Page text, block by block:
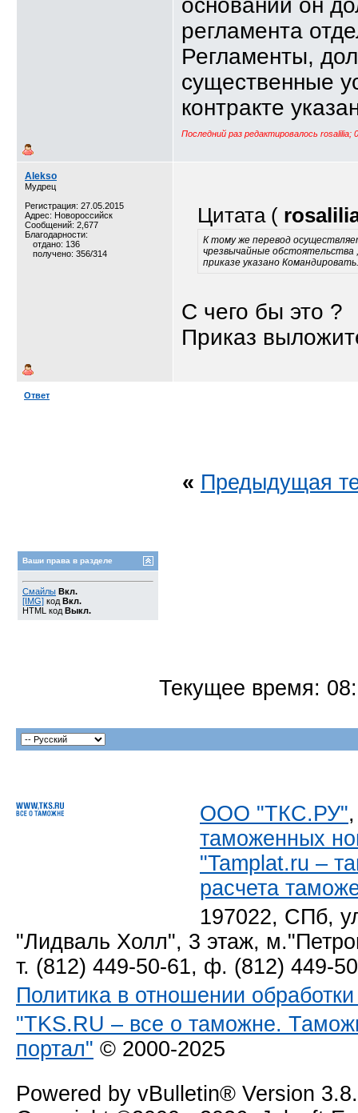
основании он
регламента
Регламенты,
существенные
контракте
Последний раз редактировалось rosalilia;
Alekso
Мудрец
Регистрация: 27.05.2015
Адрес: Новороссийск
Сообщений: 2,677
Благодарности:
отдано: 136
получено: 356/314
Цитата (
К тому же перевод
чрезвычайные
приказе указано
С чего бы это ?
Приказ
Ответ
« Предыдущая
Ваши права в разделе
Смайлы Вкл.
[IMG] код Вкл.
HTML код Выкл.
Текущее время:
ООО "ТКС.РУ"
таможенных
"Tamplat.ru –
расчета
197022, СПб,
"Лидваль Холл", 3 этаж,
т. (812) 449-50-61, ф. (812) 449-
Политика в отношении
"TKS.RU – все о таможне.
портал" © 2000-2025
Powered by vBulletin® Version